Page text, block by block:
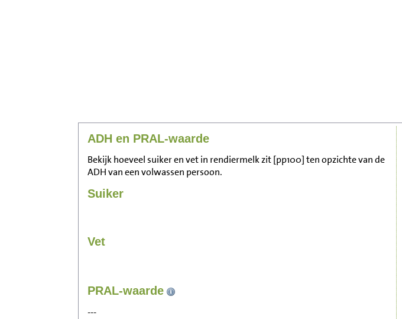
ADH en PRAL-waarde
Bekijk hoeveel suiker en vet in rendiermelk zit [pp100] ten opzichte van de
ADH van een volwassen persoon.
Suiker
Vet
PRAL-waarde
---